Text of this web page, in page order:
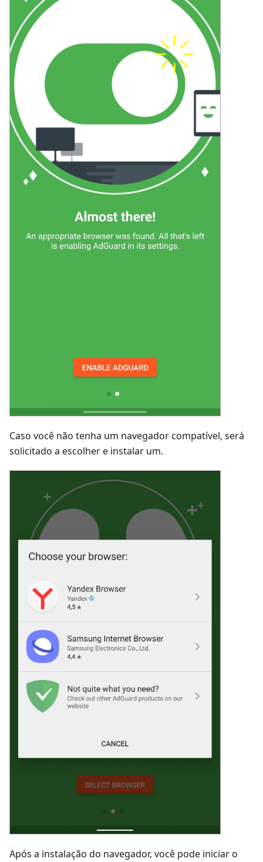
Caso você não tenha um navegador compatível, será
solicitado a escolher e instalar um.
Após a instalação do navegador, você pode iniciar o